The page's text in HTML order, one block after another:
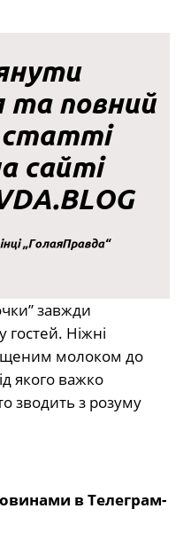
завжди
Ніжні
молоком до
якого важко
зводить з розуму
в Телеграм-